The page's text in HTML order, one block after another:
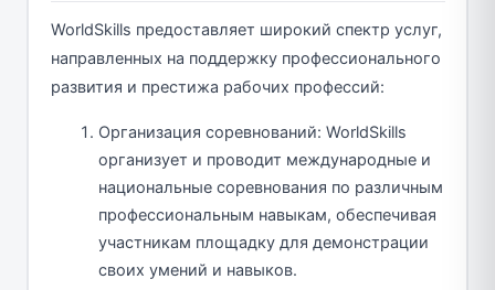
WorldSkills предоставляет широкий спектр услуг,
направленных на поддержку профессионального
развития и престижа рабочих профессий:
Организация соревнований: WorldSkills
организует и проводит международные и
национальные соревнования по различным
профессиональным навыкам, обеспечивая
участникам площадку для демонстрации
своих умений и навыков.